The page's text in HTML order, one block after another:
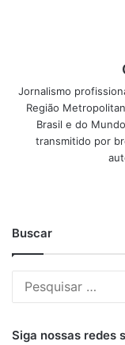
Jornalismo
Região
Brasil e do
transmitido por
Buscar
Siga nossas redes